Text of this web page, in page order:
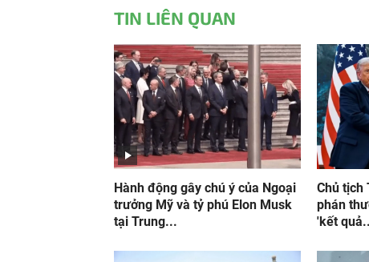
TIN LIÊN QUAN
Hành động gây chú ý của Ngoại
trưởng Mỹ và tỷ phú Elon Musk
tại Trung...
Chủ tịch
phán
'kết